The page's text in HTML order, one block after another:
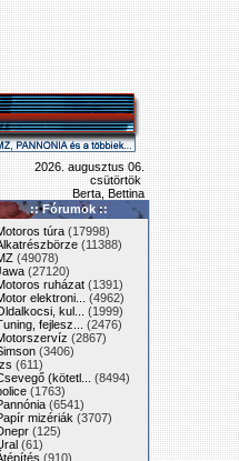
2026. augusztus 06.
csütörtök
Berta, Bettina
:: Fórumok ::
túra (17998)
(11388)
(49078)
(27120)
ruházat (1391)
elektroni...
(4962)
kul...
(1999)
fejlesz...
(2476)
(2867)
(3406)
(611)
(kötetl...
(8494)
(1763)
(6541)
mizériák (3707)
(125)
(61)
(910)